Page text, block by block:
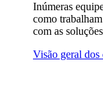
Inúmeras
como
com as
Visão geral dos